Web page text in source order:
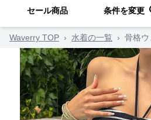
セール商品 条件を変更
Waverry TOP › 水着の一覧 › 骨格